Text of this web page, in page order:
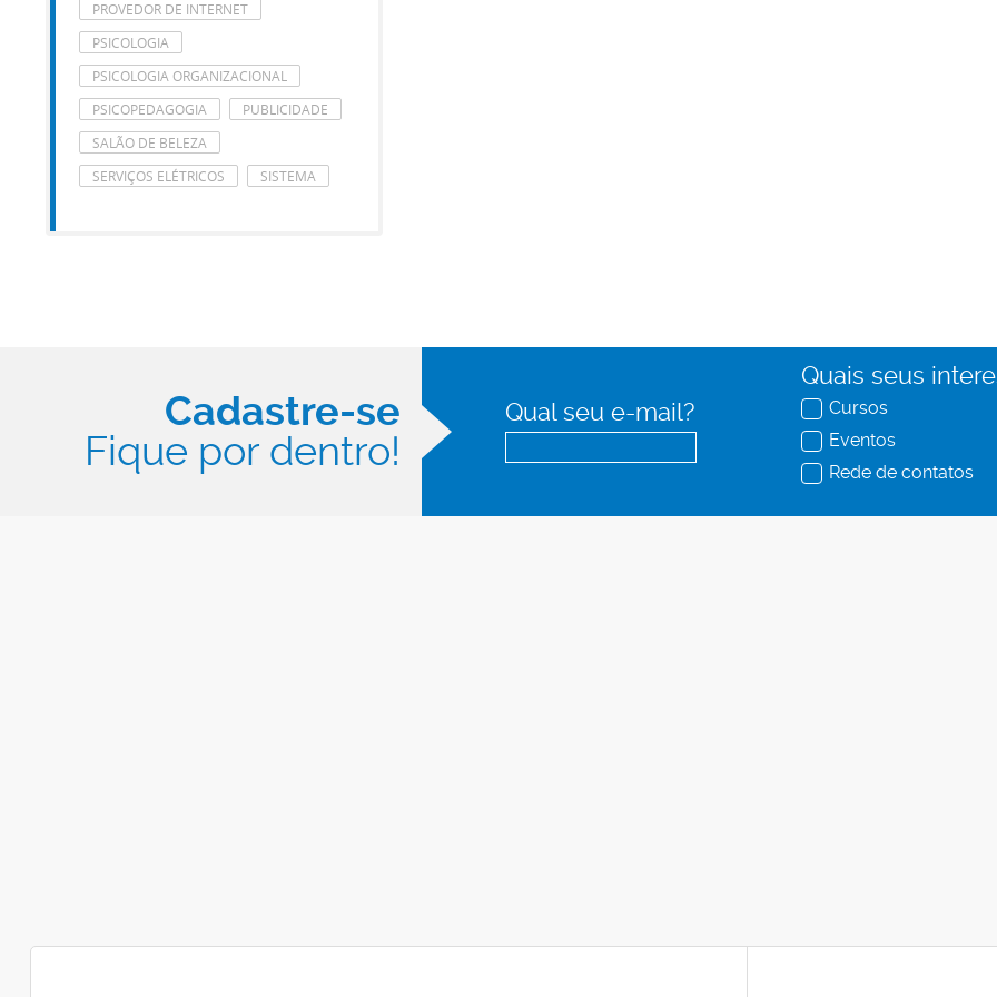
PROVEDOR DE INTERNET
PSICOLOGIA
PSICOLOGIA ORGANIZACIONAL
PSICOPEDAGOGIA
PUBLICIDADE
SALÃO DE BELEZA
SERVIÇOS ELÉTRICOS
SISTEMA
Cadastre-se
Fique por dentro!
Qual seu e-mail?
Quais seus
Cursos
Eventos
Rede de contatos